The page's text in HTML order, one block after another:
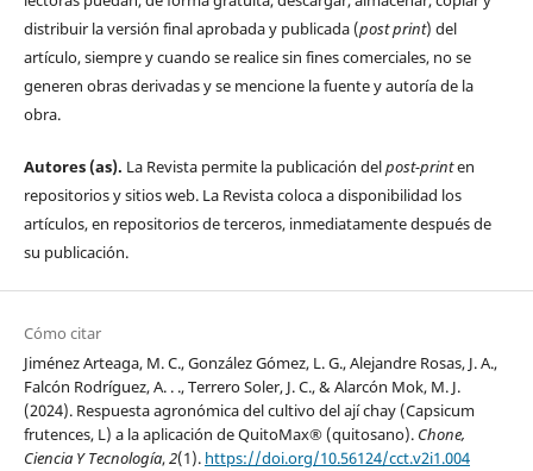
distribuir la versión final aprobada y publicada (post print) del
artículo, siempre y cuando se realice sin fines comerciales, no se
generen obras derivadas y se mencione la fuente y autoría de la
obra.
Autores (as). La Revista permite la publicación delpost-printen
repositorios y sitios web. La Revista coloca a disponibilidad los
artículos, en repositorios de terceros, inmediatamente después de
su publicación.
Cómo citar
Jiménez Arteaga, M. C., González Gómez, L. G., Alejandre Rosas, J. A.,
Falcón Rodríguez, A. . ., Terrero Soler, J. C., & Alarcón Mok, M. J.
(2024). Respuesta agronómica del cultivo del ají chay (Capsicum
frutences, L) a la aplicación de QuitoMax® (quitosano). Chone,
Ciencia Y Tecnología,2(1). https://doi.org/10.56124/cct.v2i1.004